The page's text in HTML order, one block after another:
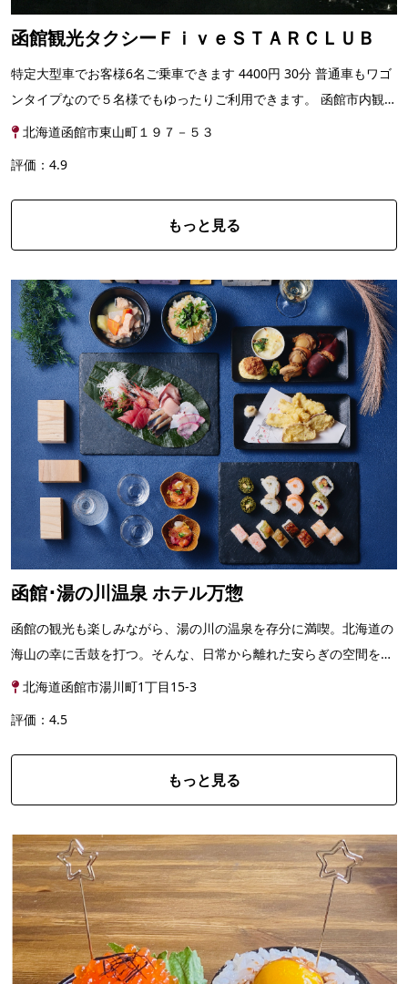
函館観光タクシーＦｉｖｅＳＴＡＲＣＬＵＢ
特定大型車でお客様6名ご乗車できます 4400円 30分 普通車もワゴ
ンタイプなので５名様でもゆったりご利用できます。 函館市内観
光 13760円から 函館道南観光、全てお任せく...
北海道函館市東山町１９７－５３
評価：4.9
もっと見る
函館･湯の川温泉 ホテル万惣
函館の観光も楽しみながら、湯の川の温泉を存分に満喫。北海道の
海山の幸に舌鼓を打つ。そんな、日常から離れた安らぎの空間を提
供し、そして、心のこもったおもてなしをお届けします...
北海道函館市湯川町1丁目15-3
評価：4.5
もっと見る